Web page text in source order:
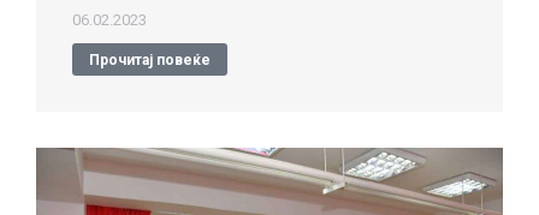
06.02.2023
Прочитај повеќе